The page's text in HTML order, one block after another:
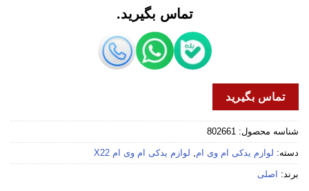
تماس بگیرید.
تماس بگیرید
شناسه محصول: 802661
دسته: لوازم یدکی ام وی ام, لوازم یدکی ام وی ام X22
برند: اصلی